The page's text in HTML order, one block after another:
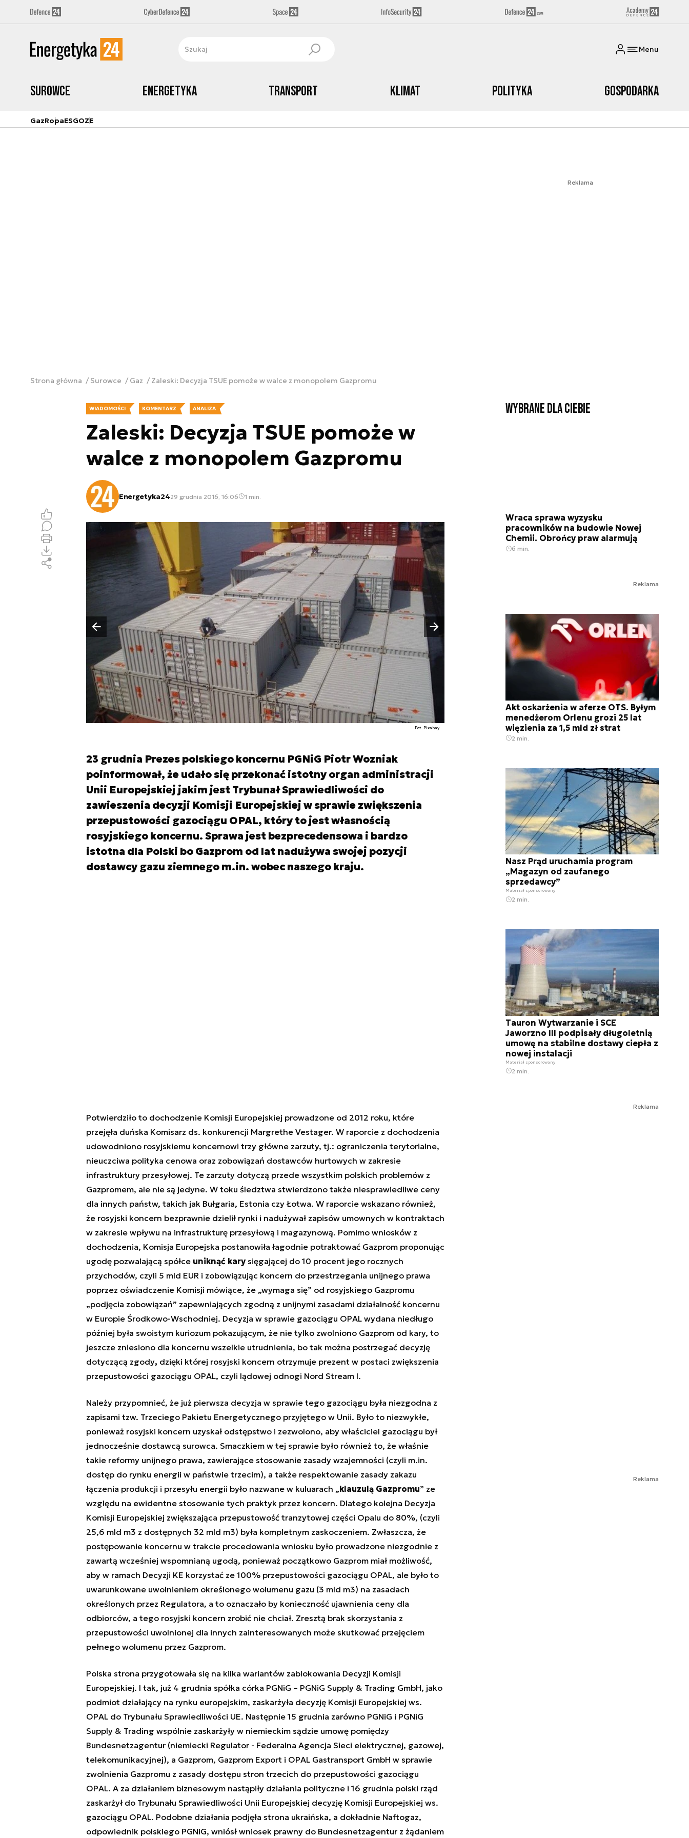
Menu
Surowce Energetyka Transport Klimat Polityka Gospodarka
GazRopaESGOZE
Reklama
Strona główna Surowce Gaz Zaleski: Decyzja TSUE pomoże w walce z monopolem Gazpromu
WIADOMOŚCI KOMENTARZ ANALIZA
Zaleski: Decyzja TSUE pomoże w
walce z monopolem Gazpromu
Energetyka2429 grudnia 2016, 16:06 1 min.
Fot. Pixabay
Poprzedni slajd
Następny slajd
23 grudnia Prezes polskiego koncernu PGNiG Piotr Wozniak
poinformował, że udało się przekonać istotny organ administracji
Unii Europejskiej jakim jest Trybunał Sprawiedliwości do
zawieszenia decyzji Komisji Europejskiej w sprawie zwiększenia
przepustowości gazociągu OPAL, który to jest własnością
rosyjskiego koncernu. Sprawa jest bezprecedensowa i bardzo
istotna dla Polski bo Gazprom od lat nadużywa swojej pozycji
dostawcy gazu ziemnego m.in. wobec naszego kraju.
Potwierdziło to dochodzenie Komisji Europejskiej prowadzone od 2012 roku, które
przejęła duńska Komisarz ds. konkurencji Margrethe Vestager. W raporcie z dochodzenia
udowodniono rosyjskiemu koncernowi trzy główne zarzuty, tj.: ograniczenia terytorialne,
nieuczciwa polityka cenowa oraz zobowiązań dostawców hurtowych w zakresie
infrastruktury przesyłowej. Te zarzuty dotyczą przede wszystkim polskich problemów z
Gazpromem, ale nie są jedyne. W toku śledztwa stwierdzono także niesprawiedliwe ceny
dla innych państw, takich jak Bułgaria, Estonia czy Łotwa. W raporcie wskazano również,
że rosyjski koncern bezprawnie dzielił rynki i nadużywał zapisów umownych w kontraktach
w zakresie wpływu na infrastrukturę przesyłową i magazynową. Pomimo wniosków z
dochodzenia, Komisja Europejska postanowiła łagodnie potraktować Gazprom proponując
ugodę pozwalającą spółce uniknąć karysięgającej do 10 procent jego rocznych
przychodów, czyli 5 mld EUR i zobowiązując koncern do przestrzegania unijnego prawa
poprzez oświadczenie Komisji mówiące, że „wymaga się” od rosyjskiego Gazpromu
„podjęcia zobowiązań” zapewniających zgodną z unijnymi zasadami działalność koncernu
w Europie Środkowo-Wschodniej. Decyzja w sprawie gazociągu OPAL wydana niedługo
później była swoistym kuriozum pokazującym, że nie tylko zwolniono Gazprom od kary, to
jeszcze zniesiono dla koncernu wszelkie utrudnienia, bo tak można postrzegać decyzję
dotyczącą zgody, dzięki której rosyjski koncern otrzymuje prezent w postaci zwiększenia
przepustowości gazociągu OPAL, czyli lądowej odnogi Nord Stream I.
Należy przypomnieć, że już pierwsza decyzja w sprawie tego gazociągu była niezgodna z
zapisami tzw. Trzeciego Pakietu Energetycznego przyjętego w Unii. Było to niezwykłe,
ponieważ rosyjski koncern uzyskał odstępstwo i zezwolono, aby właściciel gazociągu był
jednocześnie dostawcą surowca. Smaczkiem w tej sprawie było również to, że właśnie
takie reformy unijnego prawa, zawierające stosowanie zasady wzajemności (czyli m.in.
dostęp do rynku energii w państwie trzecim), a także respektowanie zasady zakazu
łączenia produkcji i przesyłu energii było nazwane w kuluarach „klauzulą Gazpromu” ze
względu na ewidentne stosowanie tych praktyk przez koncern. Dlatego kolejna Decyzja
Komisji Europejskiej zwiększająca przepustowość tranzytowej części Opalu do 80%, (czyli
25,6 mld m3 z dostępnych 32 mld m3) była kompletnym zaskoczeniem. Zwłaszcza, że
postępowanie koncernu w trakcie procedowania wniosku było prowadzone niezgodnie z
zawartą wcześniej wspomnianą ugodą, ponieważ początkowo Gazprom miał możliwość,
aby w ramach Decyzji KE korzystać ze 100% przepustowości gazociągu OPAL, ale było to
uwarunkowane uwolnieniem określonego wolumenu gazu (3 mld m3) na zasadach
określonych przez Regulatora, a to oznaczało by konieczność ujawnienia ceny dla
odbiorców, a tego rosyjski koncern zrobić nie chciał. Zresztą brak skorzystania z
przepustowości uwolnionej dla innych zainteresowanych może skutkować przejęciem
pełnego wolumenu przez Gazprom.
Polska strona przygotowała się na kilka wariantów zablokowania Decyzji Komisji
Europejskiej. I tak, już 4 grudnia spółka córka PGNiG – PGNiG Supply & Trading GmbH, jako
podmiot działający na rynku europejskim, zaskarżyła decyzję Komisji Europejskiej ws.
OPAL do Trybunału Sprawiedliwości UE. Następnie 15 grudnia zarówno PGNiG i PGNiG
Supply & Trading wspólnie zaskarżyły w niemieckim sądzie umowę pomiędzy
Bundesnetzagentur (niemiecki Regulator - Federalna Agencja Sieci elektrycznej, gazowej,
telekomunikacyjnej), a Gazprom, Gazprom Export i OPAL Gastransport GmbH w sprawie
zwolnienia Gazpromu z zasady dostępu stron trzecich do przepustowości gazociągu
OPAL. A za działaniem biznesowym nastąpiły działania polityczne i 16 grudnia polski rząd
zaskarżył do Trybunału Sprawiedliwości Unii Europejskiej decyzję Komisji Europejskiej ws.
gazociągu OPAL. Podobne działania podjęła strona ukraińska, a dokładnie Naftogaz,
odpowiednik polskiego PGNiG, wniósł wniosek prawny do Bundesnetzagentur z żądaniem
Wybrane dla Ciebie
Wraca sprawa wyzysku
pracowników na budowie Nowej
Chemii. Obrońcy praw alarmują
6 min.
Reklama
Akt oskarżenia w aferze OTS. Byłym
menedżerom Orlenu grozi 25 lat
więzienia za 1,5 mld zł strat
2 min.
Nasz Prąd uruchamia program
„Magazyn od zaufanego
sprzedawcy”
Materiał sponsorowany
2 min.
Tauron Wytwarzanie i SCE
Jaworzno III podpisały długoletnią
umowę na stabilne dostawy ciepła z
nowej instalacji
Materiał sponsorowany
2 min.
Reklama
Reklama